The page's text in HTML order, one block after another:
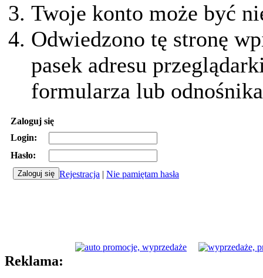
Twoje konto może być
Odwiedzono tę stronę
pasek adresu
formularza lub
Zaloguj się
Login:
Hasło:
Rejestracja | Nie pamiętam hasła
Reklama: